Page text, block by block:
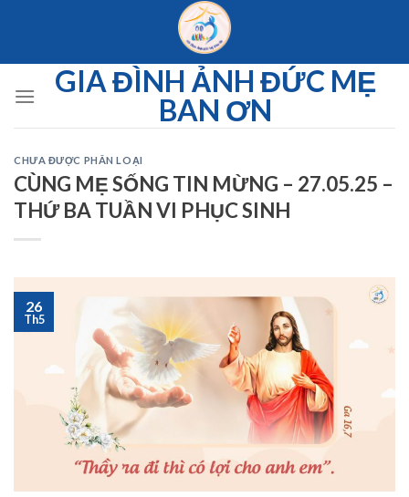
GIA ĐÌNH ẢNH ĐỨC MẸ
BAN ƠN
CHƯA ĐƯỢC PHÂN LOẠI
CÙNG MẸ SỐNG TIN MỪNG – 27.05.25 –
THỨ BA TUẦN VI PHỤC SINH
26
Th5